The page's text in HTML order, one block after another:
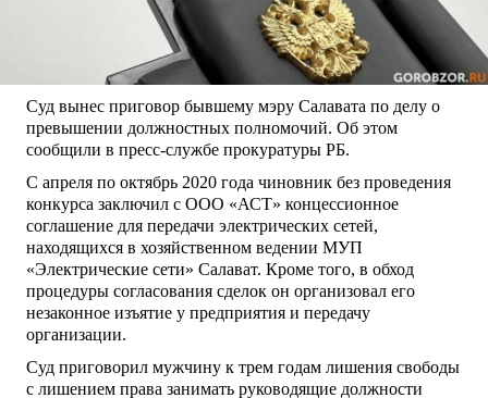
Суд вынес приговор бывшему мэру Салавата по делу о
превышении должностных полномочий. Об этом
сообщили в пресс-службе прокуратуры РБ.
С апреля по октябрь 2020 года чиновник без проведения
конкурса заключил с ООО «АСТ» концессионное
соглашение для передачи электрических сетей,
находящихся в хозяйственном ведении МУП
«Электрические сети» Салават. Кроме того, в обход
процедуры согласования сделок он организовал его
незаконное изъятие у предприятия и передачу
организации.
Суд приговорил мужчину к трем годам лишения свободы
с лишением права занимать руководящие должности